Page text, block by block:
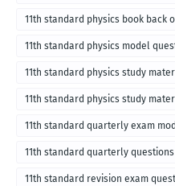
11th standard physics book back
11th standard physics model
11th standard physics study
11th standard physics study
11th standard quarterly exam
11th standard quarterly questions
11th standard revision exam